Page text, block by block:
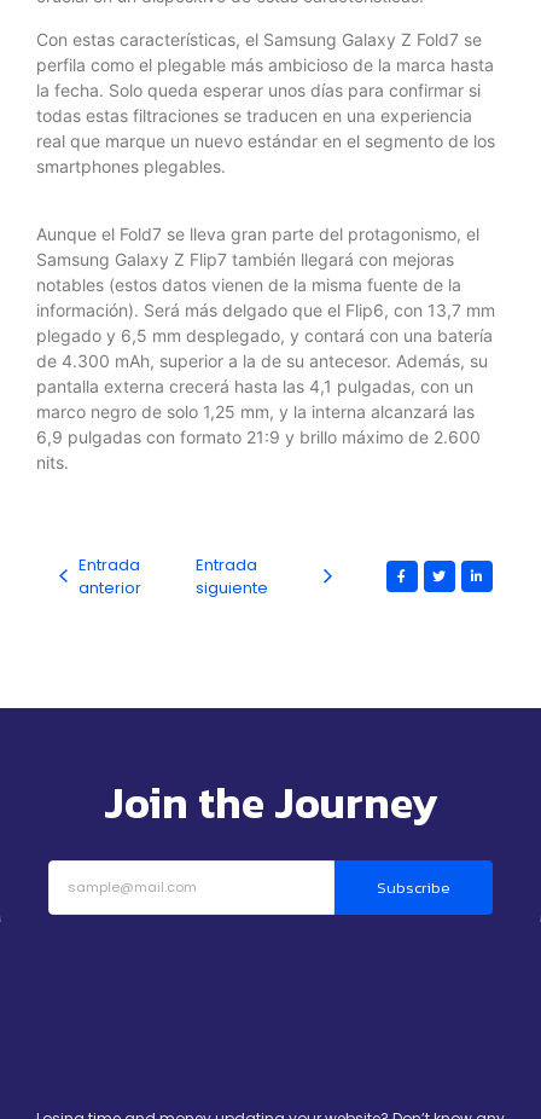
Con estas características, el Samsung Galaxy Z Fold7 se
perfila como el plegable más ambicioso de la marca hasta
la fecha. Solo queda esperar unos días para confirmar si
todas estas filtraciones se traducen en una experiencia
real que marque un nuevo estándar en el segmento de los
smartphones plegables.
Aunque el Fold7 se lleva gran parte del protagonismo, el
Samsung Galaxy Z Flip7 también llegará con mejoras
notables (estos datos vienen de la misma fuente de la
información). Será más delgado que el Flip6, con 13,7 mm
plegado y 6,5 mm desplegado, y contará con una batería
de 4.300 mAh, superior a la de su antecesor. Además, su
pantalla externa crecerá hasta las 4,1 pulgadas, con un
marco negro de solo 1,25 mm, y la interna alcanzará las
6,9 pulgadas con formato 21:9 y brillo máximo de 2.600
nits.
Entrada
anterior
Entrada
siguiente
Join the Journey
Subscribe